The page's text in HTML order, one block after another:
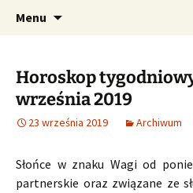
CzaroMarowy
dzienny,
tygodniowy
Profesjonalne
Menu
Horoskop
września 2019
23 września 2019 Archiwum
Słońce w znaku Wagi od
partnerskie oraz związane ze